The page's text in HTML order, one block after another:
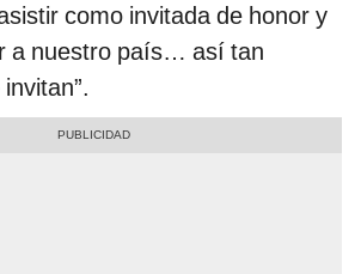
como invitada de honor y
a nuestro país… así tan